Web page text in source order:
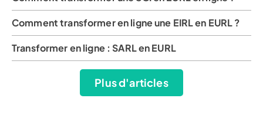
Comment transformer en ligne une EIRL en EURL ?
Transformer en ligne : SARL en EURL
Plus d'articles